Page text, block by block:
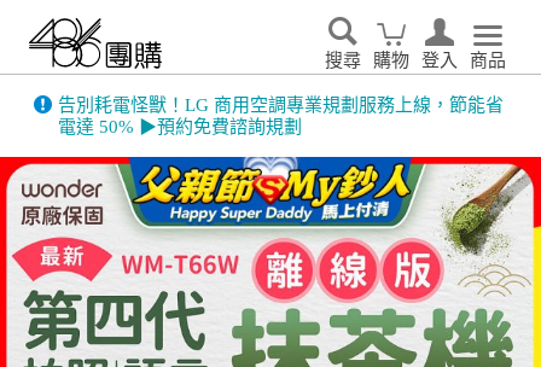
搜尋 購物 登入 商品
486門市展示機限量出清！享原廠保固 ➔ 超值優惠搶先看